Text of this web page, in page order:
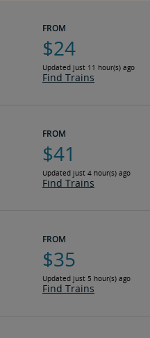
FROM
$24
Updated just 11 hour(s) ago
Find Trains
FROM
$41
Updated just 4 hour(s) ago
Find Trains
FROM
$35
Updated just 5 hour(s) ago
Find Trains